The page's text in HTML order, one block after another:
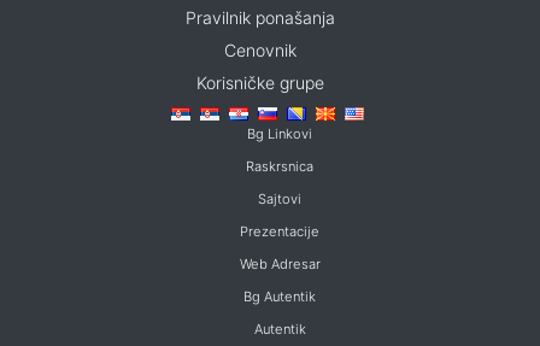
Pravilnik ponašanja
Cenovnik
Korisničke grupe
Bg Linkovi
Raskrsnica
Sajtovi
Prezentacije
Web Adresar
Bg Autentik
Autentik